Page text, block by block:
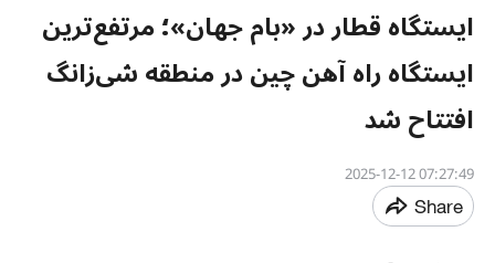
ایستگاه قطار در «بام جهان»؛ مرتفع‌ترین
ایستگاه راه آهن چین در منطقه شی‌زانگ
افتتاح شد
07:27:49 2025-12-12
Share